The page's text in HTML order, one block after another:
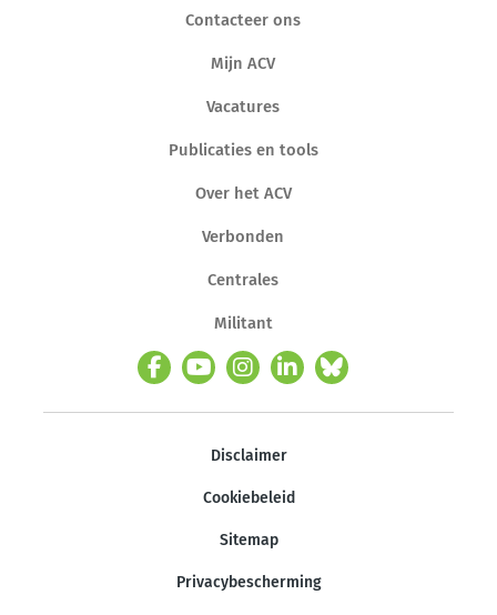
Contacteer ons
Mijn ACV
Vacatures
Publicaties en tools
Over het ACV
Verbonden
Centrales
Militant
Disclaimer
Cookiebeleid
Sitemap
Privacybescherming